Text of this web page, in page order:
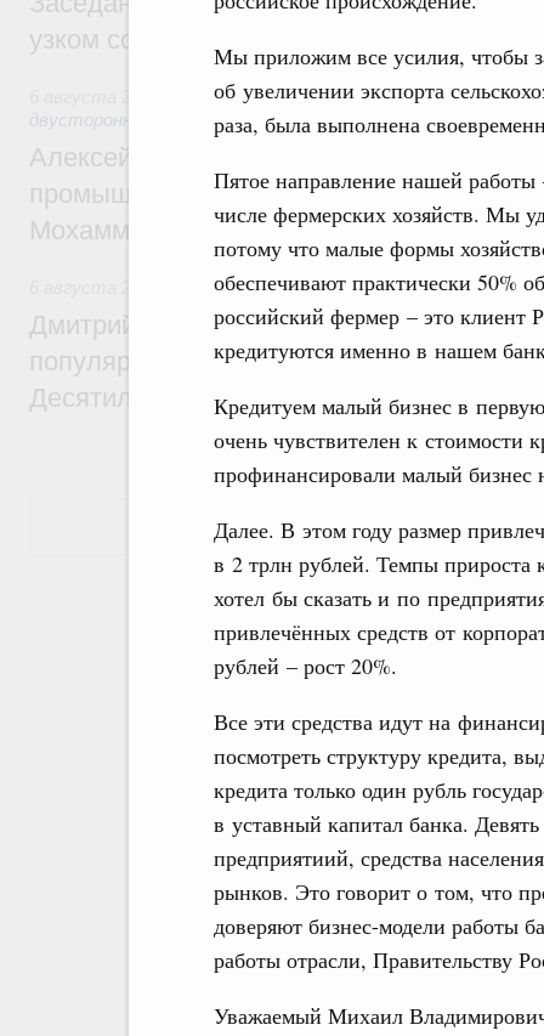
Мы приложим все усилия, чтобы
об увеличении экспорта
раза, была выполнена
Пятое направление нашей работы
числе фермерских хозяйств. Мы
потому что малые формы
обеспечивают практически 50%
российский фермер – это клиент
кредитуются именно в нашем
Кредитуем малый бизнес в
очень чувствителен к
профинансировали малый бизнес
Далее. В этом году размер
в 2 трлн рублей. Темпы прироста
хотел бы сказать и по
привлечённых средств от
рублей – рост 20%.
Все эти средства идут на
посмотреть структуру кредита,
кредита только один рубль
в уставный капитал банка.
предприятиий, средства
рынков. Это говорит о том, что
доверяют бизнес-модели работы
работы отрасли, Правительству
Уважаемый Михаил
узком составе
Экономические отношения с
двусторонней основе
Алексей Оверчук провёл рабочую
промышленности, недропользования и
Мохаммадом Атабаком
Внутренний и въездной туризм
Дмитрий Чернышенко: Порядка 110
популярного туризма в 35 регионах
Десятилетия науки и технологий
Показать еще